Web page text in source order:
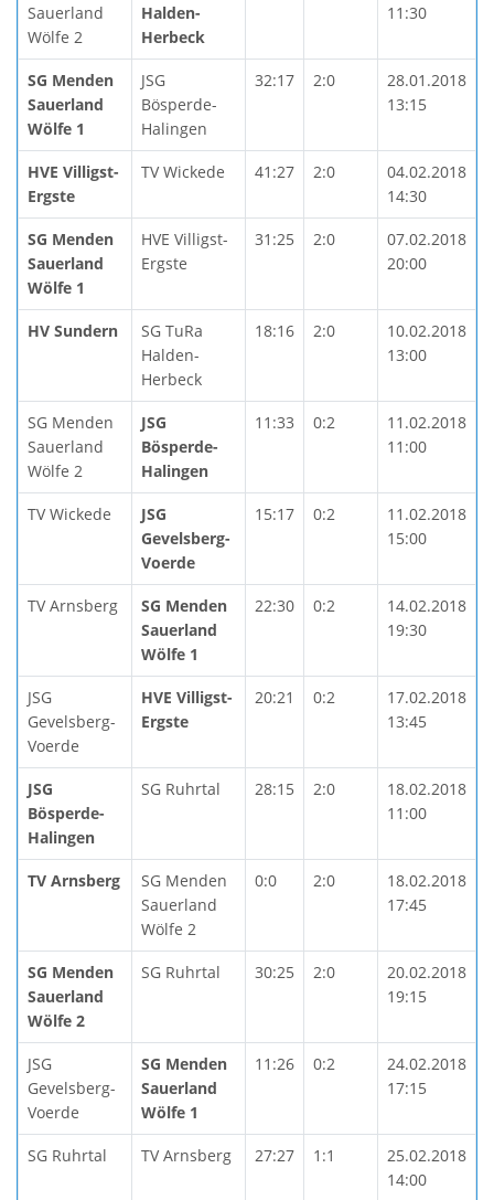
Sauerland
Wölfe 2
Halden-
Herbeck
11:30
SG Menden
Sauerland
Wölfe 1
JSG
Bösperde-
Halingen
32:17 2:0
28.01.2018
13:15
HVE Villigst-
Ergste
TV Wickede 41:27 2:0
04.02.2018
14:30
SG Menden
Sauerland
Wölfe 1
HVE Villigst-
Ergste
31:25 2:0
07.02.2018
20:00
HV Sundern
SG TuRa
Halden-
Herbeck
18:16 2:0
10.02.2018
13:00
SG Menden
Sauerland
Wölfe 2
JSG
Bösperde-
Halingen
11:33 0:2
11.02.2018
11:00
TV Wickede
JSG
Gevelsberg-
Voerde
15:17 0:2
11.02.2018
15:00
TV Arnsberg
SG Menden
Sauerland
Wölfe 1
22:30 0:2
14.02.2018
19:30
JSG
Gevelsberg-
Voerde
HVE Villigst-
Ergste
20:21 0:2
17.02.2018
13:45
JSG
Bösperde-
Halingen
SG Ruhrtal 28:15 2:0
18.02.2018
11:00
TV Arnsberg
SG Menden
Sauerland
Wölfe 2
0:0 2:0
18.02.2018
17:45
SG Menden
Sauerland
Wölfe 2
SG Ruhrtal 30:25 2:0
20.02.2018
19:15
JSG
Gevelsberg-
Voerde
SG Menden
Sauerland
Wölfe 1
11:26 0:2
24.02.2018
17:15
SG Ruhrtal TV Arnsberg 27:27 1:1
25.02.2018
14:00